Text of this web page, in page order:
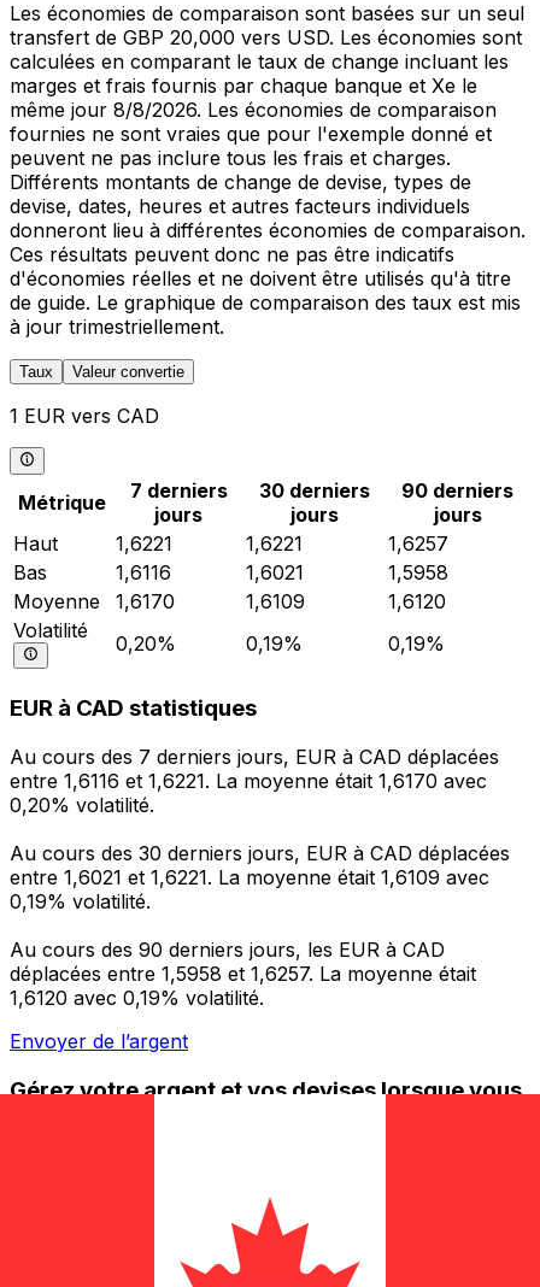
Les économies de comparaison sont basées sur un seul
transfert de GBP 20,000 vers USD. Les économies sont
calculées en comparant le taux de change incluant les
marges et frais fournis par chaque banque et Xe le
même jour 8/8/2026. Les économies de comparaison
fournies ne sont vraies que pour l'exemple donné et
peuvent ne pas inclure tous les frais et charges.
Différents montants de change de devise, types de
devise, dates, heures et autres facteurs individuels
donneront lieu à différentes économies de comparaison.
Ces résultats peuvent donc ne pas être indicatifs
d'économies réelles et ne doivent être utilisés qu'à titre
de guide. Le graphique de comparaison des taux est mis
à jour trimestriellement.
Taux Valeur convertie
1 EUR vers CAD
Métrique
7 derniers
jours
30 derniers
jours
90 derniers
jours
Haut
1,6221 1,6221
1,6257
Bas
1,6116 1,6021
1,5958
Moyenne
1,6170 1,6109
1,6120
Volatilité
0,20% 0,19% 0,19%
EUR à CAD statistiques
Au cours des 7 derniers jours, EUR à CAD déplacées
entre 1,6116 et 1,6221. La moyenne était 1,6170 avec
0,20% volatilité.
Au cours des 30 derniers jours, EUR à CAD déplacées
entre 1,6021 et 1,6221. La moyenne était 1,6109 avec
0,19% volatilité.
Au cours des 90 derniers jours, les EUR à CAD
déplacées entre 1,5958 et 1,6257. La moyenne était
1,6120 avec 0,19% volatilité.
Envoyer de l’argent
Gérez votre argent et vos devises lorsque vous
et la gestion de vos devises. Convertissez des devises,
programmez des alertes de taux et transférez de
l'argent à l'étranger sans frais cachés. Téléchargez